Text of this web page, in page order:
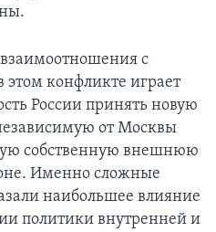
с
этом конфликте играет
России принять новую
от Москвы
собственную внешнюю
Именно сложные
наибольшее влияние
политики внутренней и